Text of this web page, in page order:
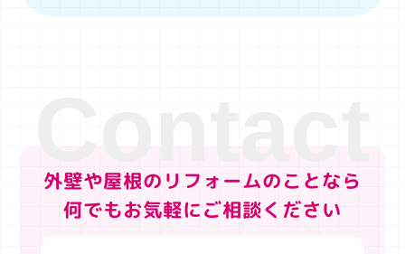
外壁や屋根のリフォームのことなら
何でもお気軽にご相談ください